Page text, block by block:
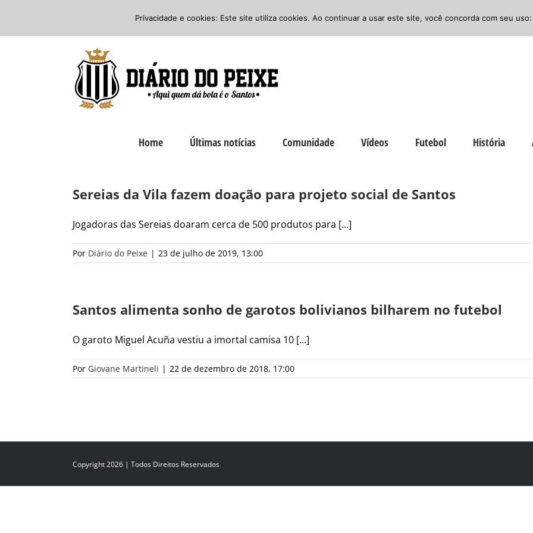
o
Facebook
Instagram
Home Últimas notícias Comunidade Vídeos Futebol História
Sereias da Vila fazem doação para projeto social de Santos
Jogadoras das Sereias doaram cerca de 500 produtos para [...]
Por Diário do Peixe | 23 de julho de 2019, 13:00
Santos alimenta sonho de garotos bolivianos bilharem no futebol
O garoto Miguel Acuña vestiu a imortal camisa 10 [...]
Por Giovane Martineli | 22 de dezembro de 2018, 17:00
Copyright 2026 | Todos Direitos Reservados
Privacidade e cookies: Este site utiliza cookies. Ao continuar a usar este site, você concorda com seu uso: